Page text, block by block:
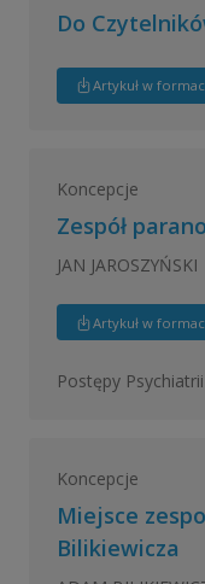
Do
Artykuł w
Koncepcje
Zespół
JAN JAROSZYŃSKI
Artykuł w
Postępy
Koncepcje
Miejsce
Bilikiewicza